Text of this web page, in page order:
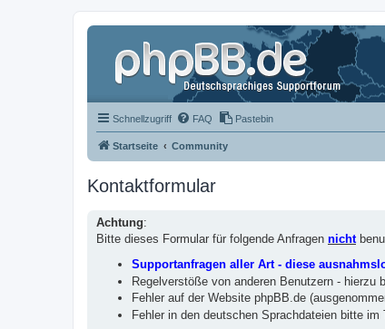
Schnellzugriff FAQ Pastebin
Startseite Community
Kontaktformular
Achtung:
Bitte dieses Formular für folgende Anfragen nicht
Supportanfragen aller Art - diese
Regelverstöße von anderen Benutzern -
Fehler auf der Website phpBB.de
Fehler in den deutschen Sprachdateien bitte